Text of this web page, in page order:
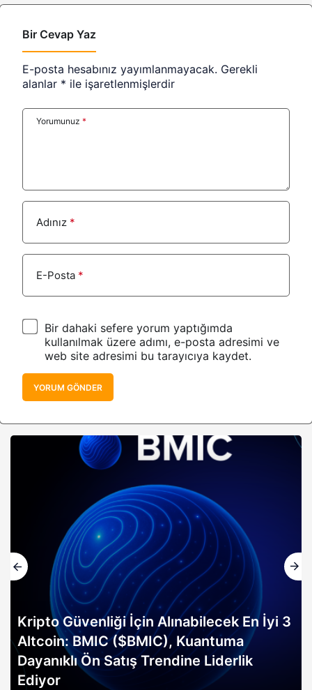
Bir Cevap Yaz
E-posta hesabınız yayımlanmayacak. Gerekli
alanlar * ile işaretlenmişlerdir
Yorumunuz *
Adınız *
E-Posta *
Bir dahaki sefere yorum yaptığımda
kullanılmak üzere adımı, e-posta adresimi ve
web site adresimi bu tarayıcıya kaydet.
YORUM GÖNDER
Kripto Güvenliği İçin Alınabilecek En İyi 3
Altcoin: BMIC ($BMIC), Kuantuma
Dayanıklı Ön Satış Trendine Liderlik
Ediyor